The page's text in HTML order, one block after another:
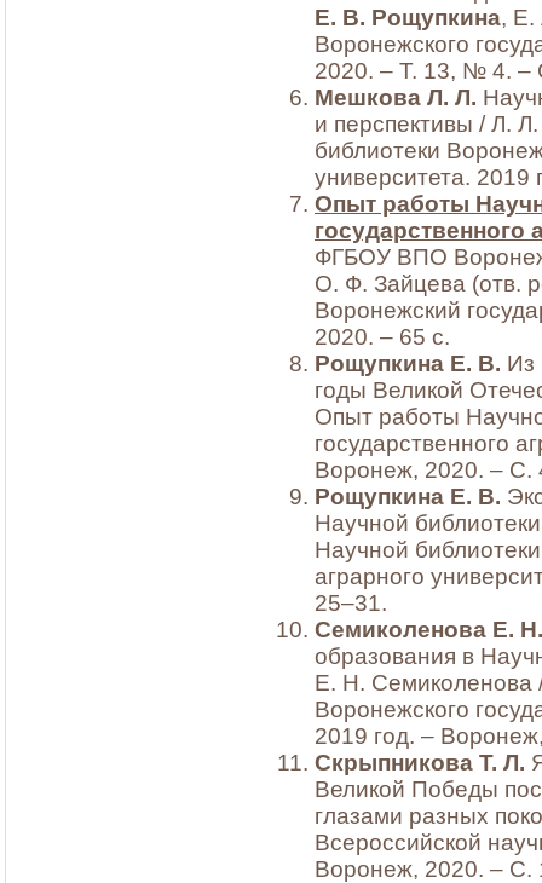
Е. В. Рощупкина, Е.
Воронежского
2020. – Т. 13, № 4. –
Мешкова Л. Л.
и перспективы / Л.
библиотеки
университета.
Опыт работы
государственного
ФГБОУ ВПО
О. Ф. Зайцева (отв.
Воронежский
2020. – 65 с.
Рощупкина Е. В. Из
годы Великой
Опыт работы
государственного
Воронеж, 2020. – С.
Рощупкина Е. В.
Научной
Научной
аграрного
25–31.
Семиколенова Е. Н.
образования в
Е. Н. Семиколенова
Воронежского
2019 год. –
Скрыпникова Т. Л.
Великой Победы
глазами разных
Всероссийской
Воронеж, 2020. – С.